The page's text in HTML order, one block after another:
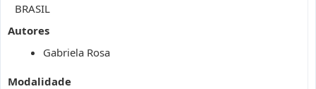
BRASIL
Autores
Gabriela Rosa
Modalidade